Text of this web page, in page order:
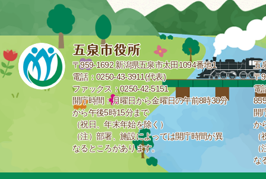
〒959-1692 新潟県五泉市太田1094番地1
電話：0250-43-3911(代表)
ファックス：0250-42-5151
開庁時間：月曜日から金曜日の午前8時30分
から午後5時15分まで
（祝日、年末年始を除く）
（注）部署、施設によっては開庁時間が異
なるところがあります。
五
〒
電
開
か
な